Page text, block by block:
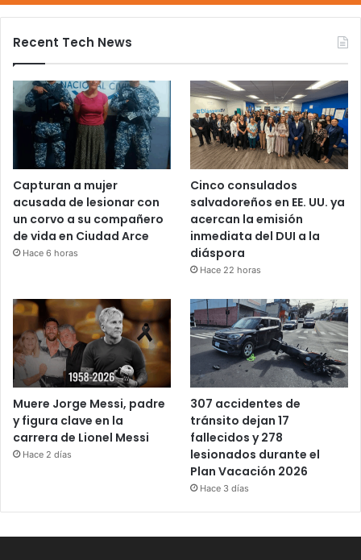
Recent Tech News
Capturan a mujer
acusada de lesionar con
un corvo a su compañero
de vida en Ciudad Arce
Hace 6 horas
Cinco consulados
salvadoreños en EE. UU. ya
acercan la emisión
inmediata del DUI a la
diáspora
Hace 22 horas
Muere Jorge Messi, padre
y figura clave en la
carrera de Lionel Messi
Hace 2 días
307 accidentes de
tránsito dejan 17
fallecidos y 278
lesionados durante el
Plan Vacación 2026
Hace 3 días